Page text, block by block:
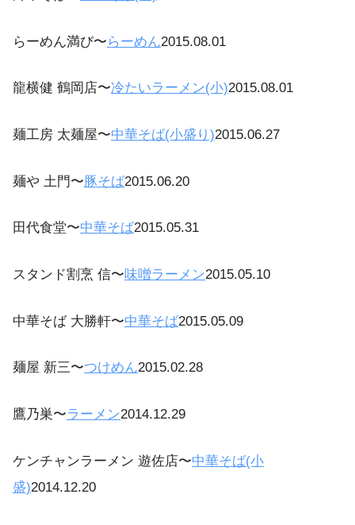
らーめん満び〜 らーめん2015.08.01
龍横健 鶴岡店〜冷たいラーメン(小)2015.08.01
麺工房 太麺屋〜中華そば(小盛り)2015.06.27
麺や 土門〜 豚そば2015.06.20
田代食堂〜中華そば2015.05.31
スタンド割烹 信〜味噌ラーメン2015.05.10
中華そば 大勝軒〜中華そば2015.05.09
麺屋 新三〜つけめん2015.02.28
鷹乃巣〜ラーメン2014.12.29
ケンチャンラーメン 遊佐店〜中華そば(小
盛)2014.12.20